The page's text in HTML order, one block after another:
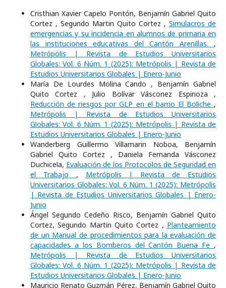
Cristhian Xavier Capelo Pontón, Benjamín Gabriel Quito
Cortez , Segundo Martin Quito Cortez , Simulacros de
emergencias y su incidencia en alumnos de primaria en
las instituciones educativas del Cantón Arenillas. ,
Metrópolis | Revista de Estudios Universitarios
Globales: Vol. 6 Núm. 1 (2025): Metrópolis | Revista de
Estudios Universitarios Globales | Enero-Junio
María De Lourdes Molina Cando , Benjamín Gabriel
Quito Cortez , Julio Bolívar Vásconez Espinoza ,
Reducción de riesgos por GLP en el barrio El Boliche ,
Metrópolis | Revista de Estudios Universitarios
Globales: Vol. 6 Núm. 1 (2025): Metrópolis | Revista de
Estudios Universitarios Globales | Enero-Junio
Wanderberg Guillermo Villamarin Noboa, Benjamín
Gabriel Quito Cortez , Daniela Fernanda Vásconez
Duchicela, Evaluación de los Protocolos de Seguridad en
el Trabajo , Metrópolis | Revista de Estudios
Universitarios Globales: Vol. 6 Núm. 1 (2025): Metrópolis
| Revista de Estudios Universitarios Globales | Enero-
Junio
Ángel Segundo Cedeño Risco, Benjamín Gabriel Quito
Cortez, Segundo Martin Quito Cortez , Planteamiento
de un Manual de procedimientos para la evaluación de
capacidades a los Bomberos del Cantón Buena Fe ,
Metrópolis | Revista de Estudios Universitarios
Globales: Vol. 6 Núm. 1 (2025): Metrópolis | Revista de
Estudios Universitarios Globales | Enero-Junio
Mauricio Renato Guzmán Pérez, Benjamín Gabriel Quito